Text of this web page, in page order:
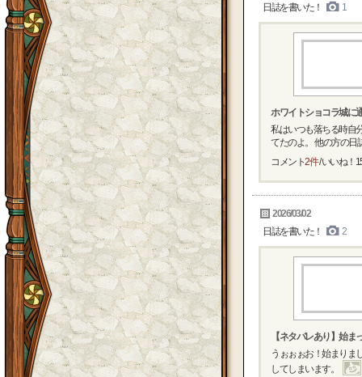
日誌を書いた！
1
ホワイトショコラ城に
私はいつも落ちる時自
てたのよ。 他の方の日
コメント2件/ いいね！
2026/03/02
日誌を書いた！
2
【ネタバレあり
うぉぉぉお！始まりま
してしまいます。